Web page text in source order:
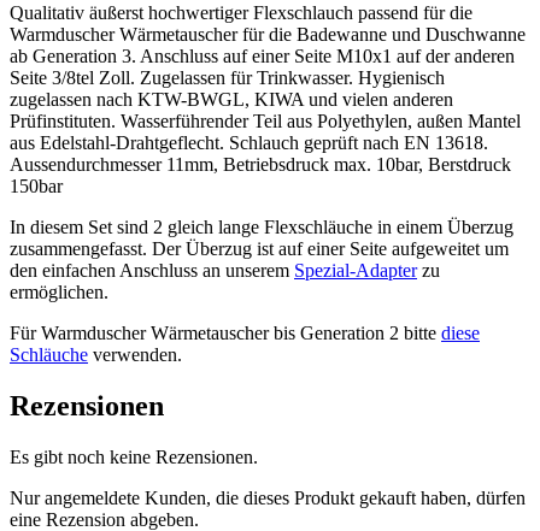
Qualitativ äußerst hochwertiger Flexschlauch passend für die
Warmduscher Wärmetauscher für die Badewanne und Duschwanne
ab Generation 3. Anschluss auf einer Seite M10x1 auf der anderen
Seite 3/8tel Zoll. Zugelassen für Trinkwasser. Hygienisch
zugelassen nach KTW-BWGL, KIWA und vielen anderen
Prüfinstituten. Wasserführender Teil aus Polyethylen, außen Mantel
aus Edelstahl-Drahtgeflecht. Schlauch geprüft nach EN 13618.
Aussendurchmesser 11mm, Betriebsdruck max. 10bar, Berstdruck
150bar
In diesem Set sind 2 gleich lange Flexschläuche in einem Überzug
zusammengefasst. Der Überzug ist auf einer Seite aufgeweitet um
den einfachen Anschluss an unserem Spezial-Adapterzu
ermöglichen.
Für Warmduscher Wärmetauscher bis Generation 2 bitte diese
Schläuche verwenden.
Rezensionen
Es gibt noch keine Rezensionen.
Nur angemeldete Kunden, die dieses Produkt gekauft haben, dürfen
eine Rezension abgeben.